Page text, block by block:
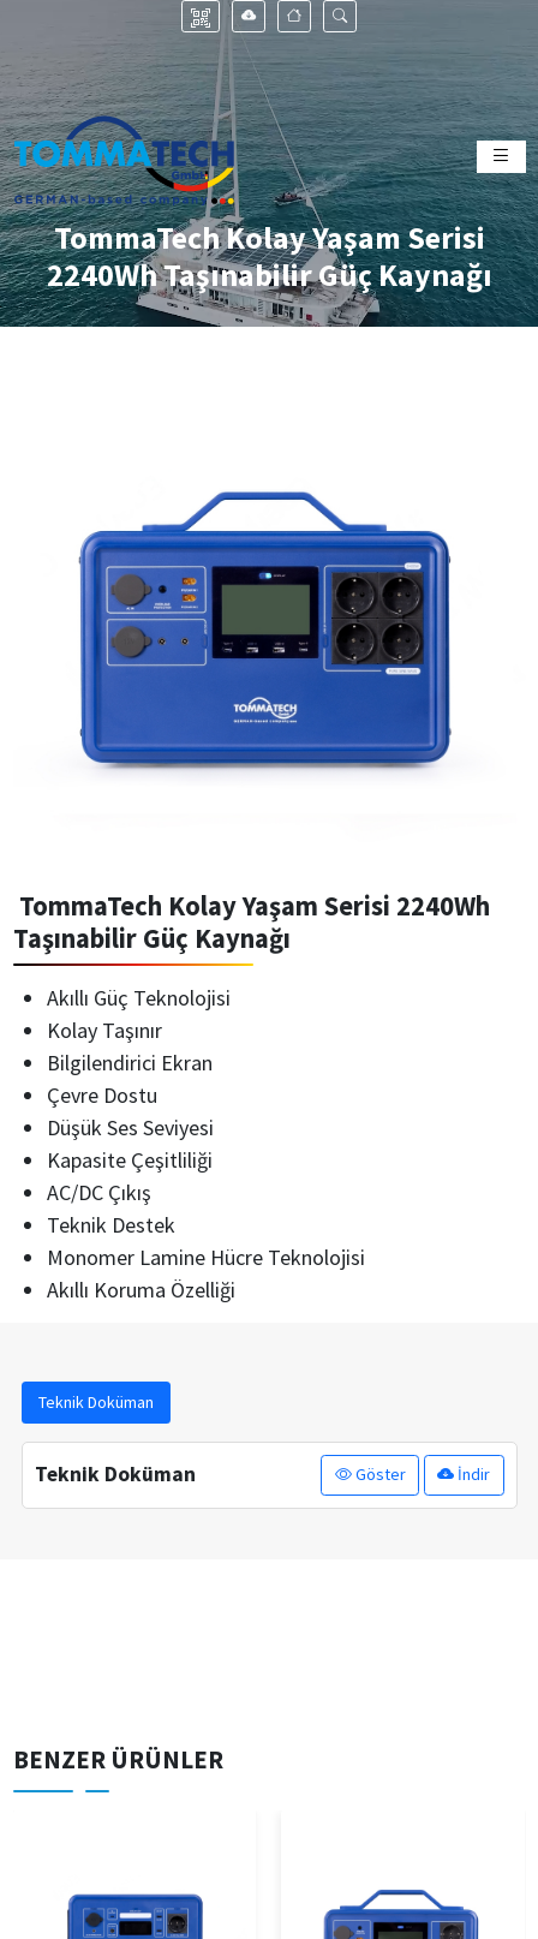
TommaTech Kolay Yaşam Serisi
2240Wh Taşınabilir Güç Kaynağı
TommaTech Kolay Yaşam Serisi 2240Wh
Taşınabilir Güç Kaynağı
Akıllı Güç Teknolojisi
Kolay Taşınır
Bilgilendirici Ekran
Çevre Dostu
Düşük Ses Seviyesi
Kapasite Çeşitliliği
AC/DC Çıkış
Teknik Destek
Monomer Lamine Hücre Teknolojisi
Akıllı Koruma Özelliği
Teknik Doküman
Teknik Doküman Göster İndir
BENZER ÜRÜNLER